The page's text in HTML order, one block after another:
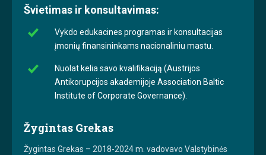
Švietimas ir konsultavimas:
Vykdo edukacines programas ir konsultacijas
įmonių finansininkams nacionaliniu mastu.
Nuolat kelia savo kvalifikaciją (Austrijos
Antikorupcijos akademijoje Association Baltic
Institute of Corporate Governance).
Žygintas Grekas
Žygintas Grekas – 2018-2024 m. vadovavo Valstybinės